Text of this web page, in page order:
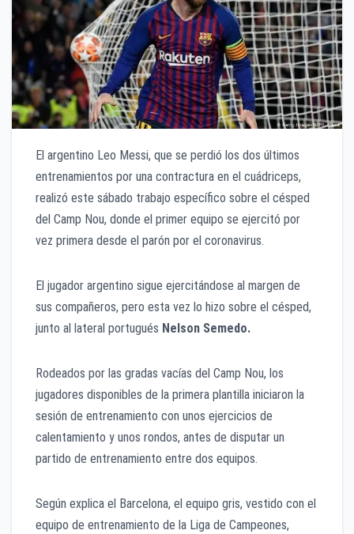
El argentino Leo Messi, que se perdió los dos últimos
entrenamientos por una contractura en el cuádriceps,
realizó este sábado trabajo específico sobre el césped
del Camp Nou, donde el primer equipo se ejercitó por
vez primera desde el parón por el coronavirus.
El jugador argentino sigue ejercitándose al margen de
sus compañeros, pero esta vez lo hizo sobre el césped,
junto al lateral portugués Nelson Semedo.
Rodeados por las gradas vacías del Camp Nou, los
jugadores disponibles de la primera plantilla iniciaron la
sesión de entrenamiento con unos ejercicios de
calentamiento y unos rondos, antes de disputar un
partido de entrenamiento entre dos equipos.
Según explica el Barcelona, el equipo gris, vestido con el
equipo de entrenamiento de la Liga de Campeones,